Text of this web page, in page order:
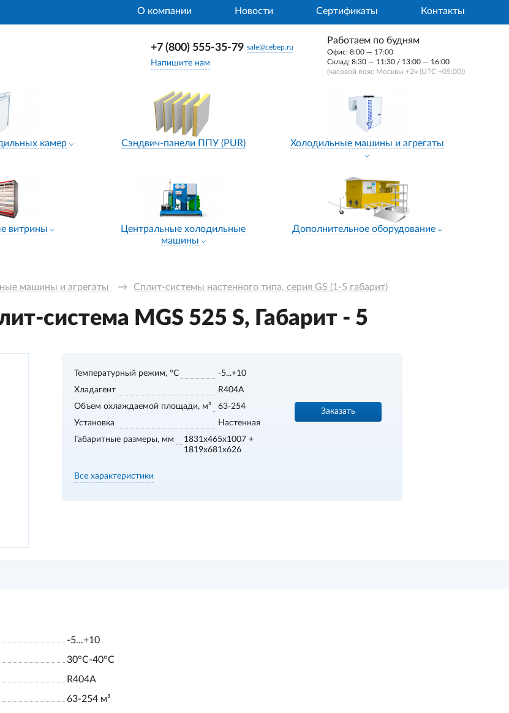
О компании Новости Сертификаты Контакты
+7 (800) 555-35-79 sale@cebep.ru
Напишите нам
Работаем по будням
Офис: 8:00 — 17:00
Склад: 8:30 — 11:30 / 13:00 — 16:00
(часовой пояс Москвы +2ч (UTC +05:00))
камер Сэндвич-панели ППУ (PUR) Холодильные машины и агрегаты
витрины
Центральные холодильные
машины
Дополнительное оборудование
машины и агрегаты → Сплит-системы настенного типа, серия GS (1-5 габарит)
система MGS 525 S, Габарит - 5
Температурный режим, °С
-5...+10
Хладагент
R404A
Объем охлаждаемой площади, м³
63-254
Установка
Настенная
Габаритные размеры, мм
1831x465x1007 +
1819x681x626
Заказать
Все характеристики
-5...+10
30°С-40°С
R404A
63-254 м³